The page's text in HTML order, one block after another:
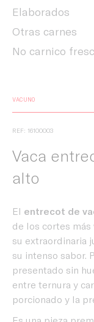
Elaborados
Otras carnes
No carnico
VACUNO
REF: 16100003
Vaca
alto
El entrecot de
de los cortes más
su extraordinaria
su intenso sabor.
presentado sin
entre ternura y
porcionado y la